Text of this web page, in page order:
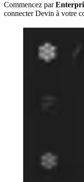
Commencez par
connecter Devin à votre